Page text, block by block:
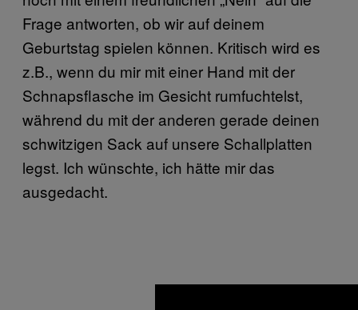
Frage antworten, ob wir auf deinem
Geburtstag spielen können. Kritisch wird es
z.B., wenn du mir mit einer Hand mit der
Schnapsflasche im Gesicht rumfuchtelst,
während du mit der anderen gerade deinen
schwitzigen Sack auf unsere Schallplatten
legst. Ich wünschte, ich hätte mir das
ausgedacht.